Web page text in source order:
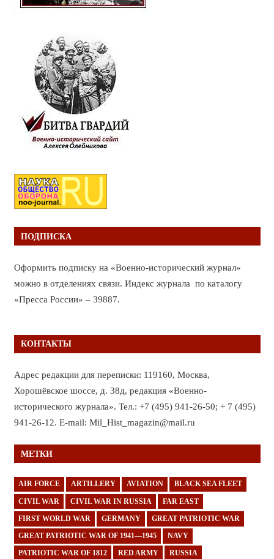
ПОДПИСКА
Оформить подписку на «Военно-исторический журнал»
можно в отделениях связи. Индекс журнала по каталогу
«Пресса России» – 39887.
КОНТАКТЫ
Адрес редакции для переписки: 119160, Москва,
Хорошёвское шоссе, д. 38д, редакция «Военно-
исторического журнала». Тел.: +7 (495) 941-26-50; + 7 (495)
941-26-12. E-mail: Mil_Hist_magazin@mail.ru
МЕТКИ
AIR FORCE ARTILLERY AVIATION BLACK SEA FLEET
CIVIL WAR CIVIL WAR IN RUSSIA FAR EAST
FIRST WORLD WAR GERMANY GREAT PATRIOTIC WAR
GREAT PATRIOTIC WAR OF 1941—1945 NAVY
PATRIOTIC WAR OF 1812 RED ARMY RUSSIA